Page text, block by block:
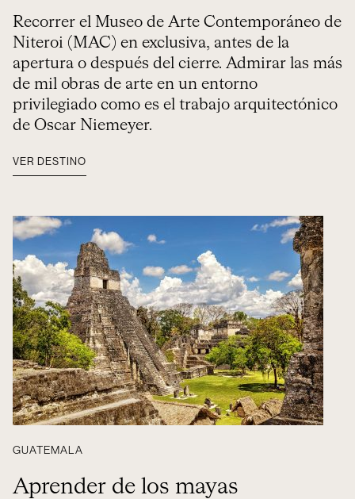
Recorrer el Museo de Arte Contemporáneo de
Niteroi (MAC) en exclusiva, antes de la
apertura o después del cierre. Admirar las más
de mil obras de arte en un entorno
privilegiado como es el trabajo arquitectónico
de Oscar Niemeyer.
VER DESTINO
GUATEMALA
Aprender de los mayas